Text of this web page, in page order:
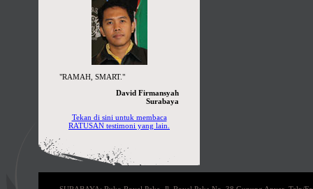
"RAMAH, SMART."
David Firmansyah
Surabaya
Tekan di sini untuk membaca
RATUSAN testimoni yang lain.